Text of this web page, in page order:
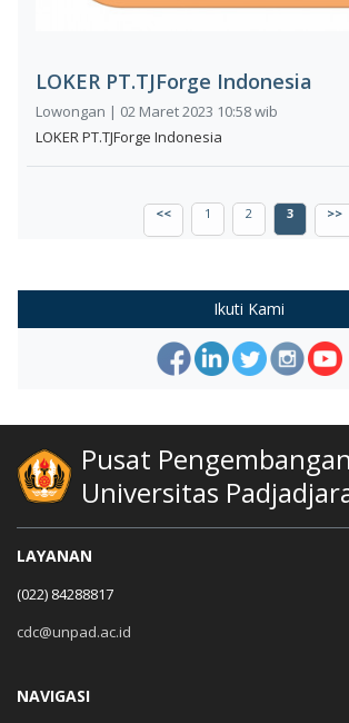
LOKER PT.TJForge Indonesia
Lowongan | 02 Maret 2023 10:58 wib
LOKER PT.TJForge Indonesia
<< 1 2 3 >>
Ikuti Kami
Pusat
Universitas
LAYANAN
(022) 84288817
cdc@unpad.ac.id
NAVIGASI